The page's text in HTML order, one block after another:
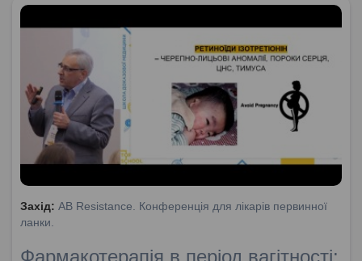
Захід: AB Resistance. Конференція для лікарів первинної
ланки.
Фармакотерапія в період вагітності: